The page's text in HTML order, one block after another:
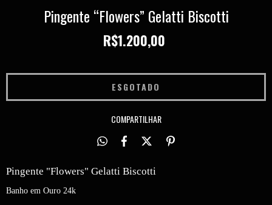
Pingente “Flowers” Gelatti Biscotti
R$1.200,00
COMPARTILHAR
Pingente "Flowers" Gelatti Biscotti
Banho em Ouro 24k